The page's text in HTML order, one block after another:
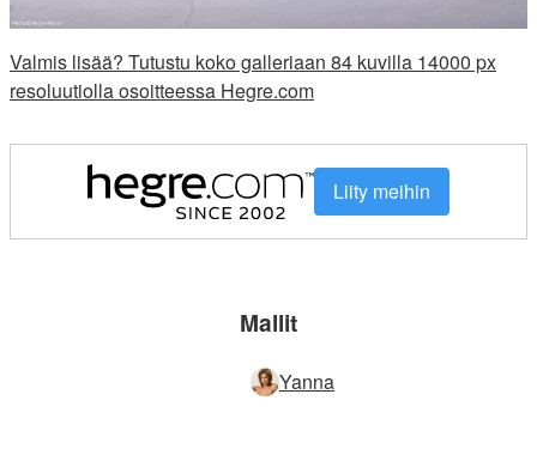
Valmis lisää? Tutustu koko galleriaan 84 kuvilla 14000 px
resoluutiolla osoitteessa Hegre.com
Liity meihin
Mallit
Yanna